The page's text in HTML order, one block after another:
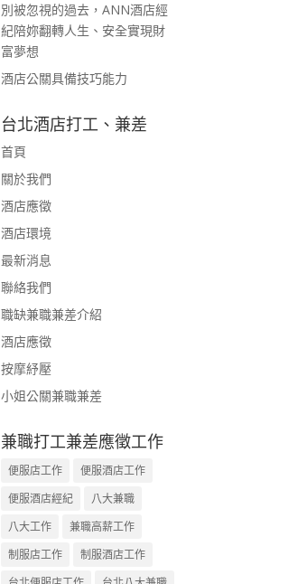
別被忽視的過去，ANN酒店經
紀陪妳翻轉人生、安全實現財
富夢想
酒店公關具備技巧能力
台北酒店打工、兼差
首頁
關於我們
酒店應徵
酒店環境
最新消息
聯絡我們
職缺兼職兼差介紹
酒店應徵
按摩紓壓
小姐公關兼職兼差
兼職打工兼差應徵工作
便服店工作
便服酒店工作
便服酒店經紀
八大兼職
八大工作
兼職高薪工作
制服店工作
制服酒店工作